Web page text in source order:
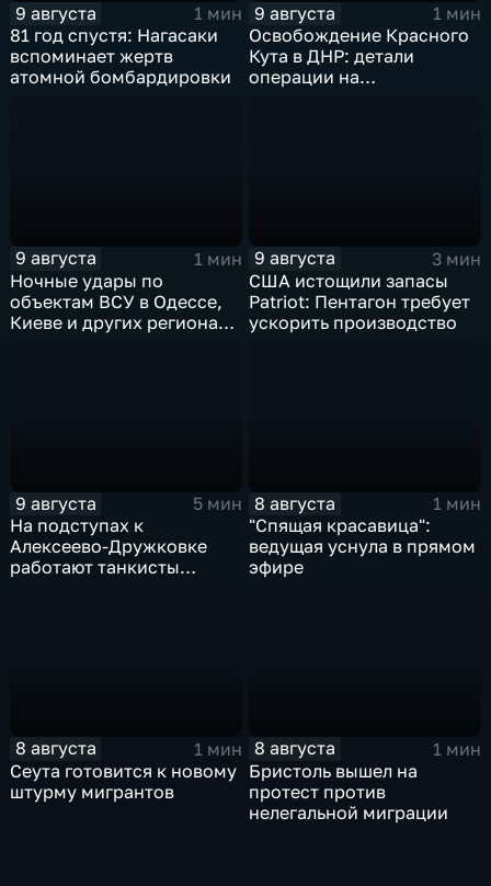
9 августа
1 мин
81 год спустя: Нагасаки
вспоминает жертв
атомной бомбардировки
9 августа
1 мин
Освобождение Красного
Кута в ДНР: детали
операции на
9 августа
1 мин
Ночные удары по
объектам ВСУ в Одессе,
Киеве и других регионах
9 августа
3 мин
США истощили запасы
Patriot: Пентагон требует
ускорить производство
9 августа
5 мин
На подступах к
Алексеево-Дружковке
работают танкисты
8 августа
1 мин
"Спящая красавица":
ведущая уснула в прямом
эфире
8 августа
1 мин
Сеута готовится к новому
штурму мигрантов
8 августа
1 мин
Бристоль вышел на
протест против
нелегальной миграции